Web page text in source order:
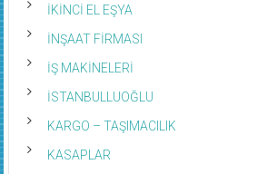
İKİNCİ EL EŞYA
İNŞAAT FİRMASI
İŞ MAKİNELERİ
İSTANBULLUOĞLU
KARGO – TAŞIMACILIK
KASAPLAR